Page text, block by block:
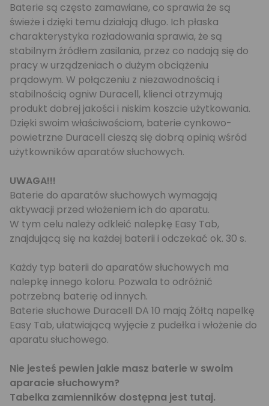
Baterie są często zamawiane, co sprawia że są
świeże i dzięki temu działają długo. Ich płaska
charakterystyka rozładowania sprawia, że są
stabilnym źródłem zasilania, przez co nadają się do
pracy w urządzeniach o dużym obciążeniu
prądowym. W połączeniu z niezawodnością i
stabilnością ogniw Duracell, klienci otrzymują
produkt dobrej jakości i niskim koszcie użytkowania.
Dzięki swoim właściwościom, baterie cynkowo-
powietrzne Duracell cieszą się dobrą opinią wśród
użytkowników aparatów słuchowych.
UWAGA!!!
Baterie do aparatów słuchowych wymagają
aktywacji przed włożeniem ich do aparatu.
W tym celu należy odkleić nalepkę Easy Tab,
znajdującą się na każdej baterii i odczekać ok. 30 s.
Każdy typ baterii do aparatów słuchowych ma
nalepkę innego koloru. Pozwala to odróżnić
potrzebną baterię od innych.
Baterie słuchowe Duracell DA 10 mają Żółtą napelkę
Easy Tab, ułatwiającą wyjęcie z pudełka i włożenie do
aparatu słuchowego.
Nie jesteś pewien jakie masz baterie w swoim
aparacie słuchowym?
Tabelka zamienników dostępna jest tutaj.